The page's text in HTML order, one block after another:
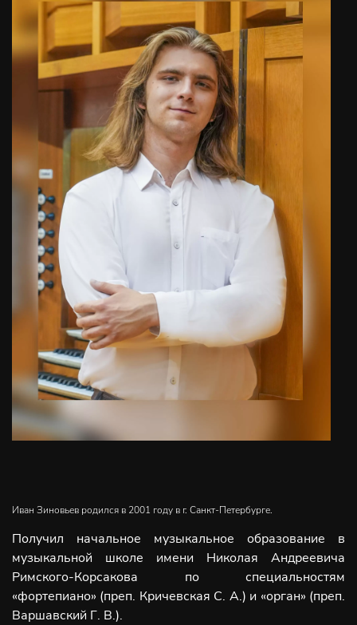
Иван Зиновьев родился в 2001 году в г. Санкт-Петербурге.
Получил начальное музыкальное образование в
музыкальной школе имени Николая Андреевича
Римского-Корсакова по специальностям
«фортепиано» (преп. Кричевская С. А.) и «орган» (преп.
Варшавский Г. В.).